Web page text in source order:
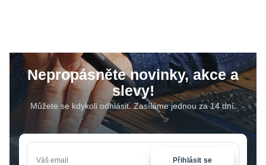
Nepropásněte novinky, akce a
slevy!
Můžete se kdykoli odhlásit. Zasíláme jednou za 14 dní.
Přihlásit se